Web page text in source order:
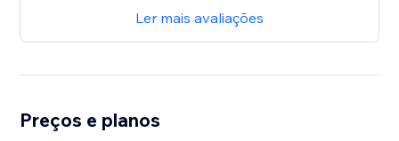
Ler mais avaliações
Preços e planos